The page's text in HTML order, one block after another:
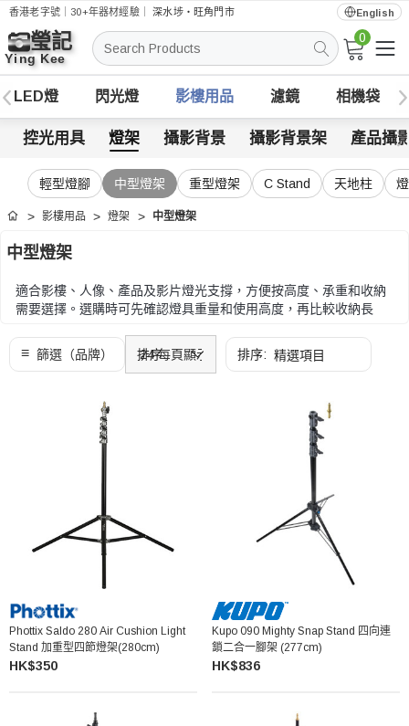
香港老字號｜30+年器材經驗｜深水埗・旺角門市 English
搜
索
0
LED燈 閃光燈 影樓用品 濾鏡 相機袋
控光用具 燈架 攝影背景 攝影背景架 產品攝
輕型燈腳 中型燈架 重型燈架 C Stand 天地柱
首頁 影樓用品 燈架 中型燈架
中型燈架
適合影樓、人像、產品及影片燈光支撐，方便按高度、承重和收納
需要選擇。選購時可先確認燈具重量和使用高度，再比較收納長
選購時可先確認燈具重量和使用高度，再比較收納長度、腳架結
構、接頭規格和穩定度。
Phottix Saldo 280 Air Cushion Light
Stand 加重型四節燈架(280cm)
HK$350
Kupo 090 Mighty Snap Stand 四向連
鎖二合一腳架 (277cm)
HK$836